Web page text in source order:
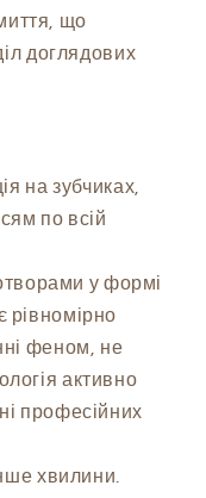
що
доглядових
на зубчиках,
по всій
у формі
рівномірно
феном, не
активно
професійних
хвилини.